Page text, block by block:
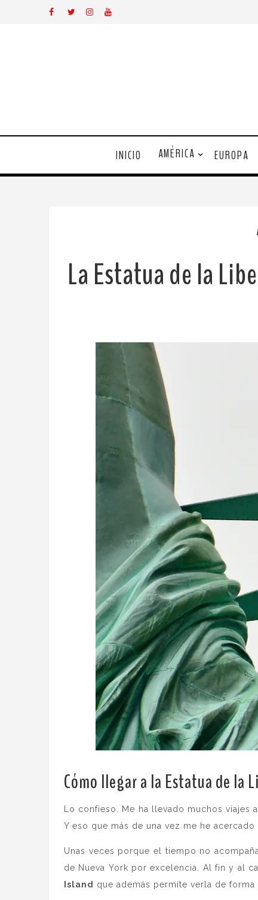
INICIO AMÉRICA EUROPA
La Estatua de la
Cómo llegar a la Estatua de la
Lo confieso. Me ha llevado muchos viajes
Y eso que más de una vez me he
Unas veces porque el tiempo no
de Nueva York por excelencia. Al fin y al
Island
que además permite verla de forma